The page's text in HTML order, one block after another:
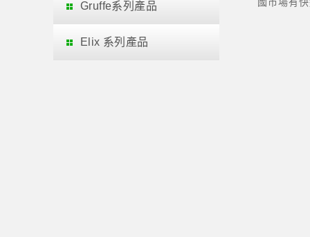
Gruffe系列產品
Elix 系列產品
國市